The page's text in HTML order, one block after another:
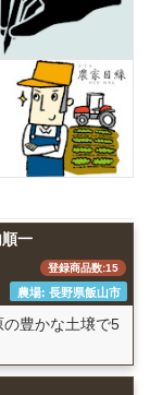
一
登録商品数:15
農場: 長野県飯山市
豊かな土壌で5